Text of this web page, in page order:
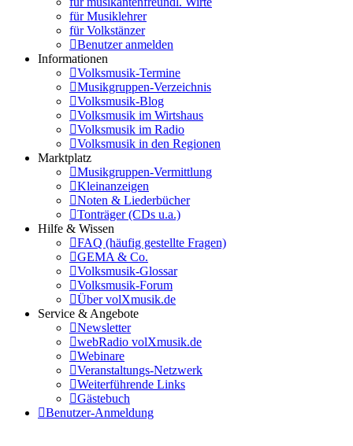
für Musiklehrer
für Volkstänzer
Benutzer anmelden
Informationen
Volksmusik-Termine
Musikgruppen-Verzeichnis
Volksmusik-Blog
Volksmusik im Wirtshaus
Volksmusik im Radio
Volksmusik in den Regionen
Marktplatz
Musikgruppen-Vermittlung
Kleinanzeigen
Noten & Liederbücher
Tonträger (CDs u.a.)
Hilfe & Wissen
FAQ (häufig gestellte Fragen)
GEMA & Co.
Volksmusik-Glossar
Volksmusik-Forum
Über volXmusik.de
Service & Angebote
Newsletter
webRadio volXmusik.de
Webinare
Veranstaltungs-Netzwerk
Weiterführende Links
Gästebuch
Benutzer-Anmeldung